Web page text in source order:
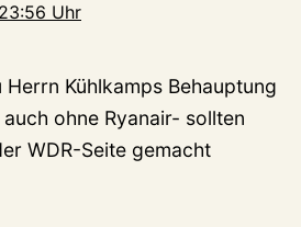
Uhr
Herrn Kühlkamps Behauptung
ohne Ryanair- sollten
WDR-Seite gemacht